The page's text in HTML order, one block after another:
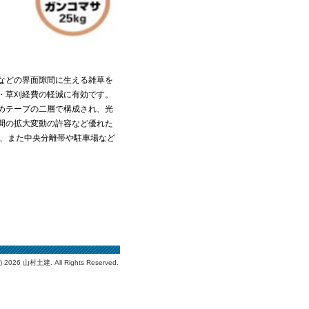
どの界面隙間に生える雑草を
刈経費の軽減に有効です。
テープの二層で構成され、光
の拡大変動の許容など優れた
また中央分離帯や駐車場など
2026 山村土建. All Rights Reserved.